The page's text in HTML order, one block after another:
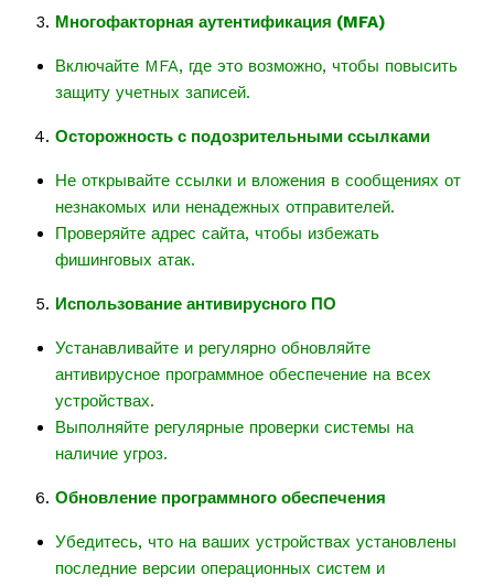
Многофакторная аутентификация (MFA)
Включайте MFA, где это возможно, чтобы повысить
защиту учетных записей.
Осторожность с подозрительными ссылками
Не открывайте ссылки и вложения в сообщениях от
незнакомых или ненадежных отправителей.
Проверяйте адрес сайта, чтобы избежать
фишинговых атак.
Использование антивирусного ПО
Устанавливайте и регулярно обновляйте
антивирусное программное обеспечение на всех
устройствах.
Выполняйте регулярные проверки системы на
наличие угроз.
Обновление программного обеспечения
Убедитесь, что на ваших устройствах установлены
последние версии операционных систем и